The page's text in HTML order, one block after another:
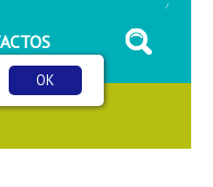
/
OK